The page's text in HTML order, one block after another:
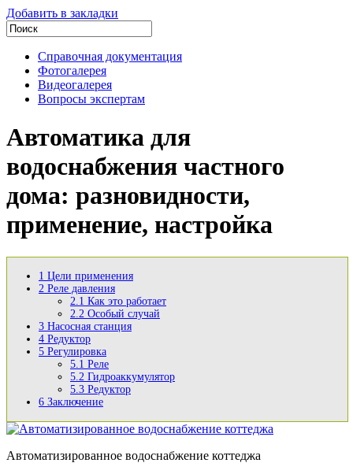
Добавить в закладки
Справочная документация
Фотогалерея
Видеогалерея
Вопросы экспертам
Автоматика для
водоснабжения частного
дома: разновидности,
применение, настройка
1 Цели применения
2 Реле давления
2.1 Как это работает
2.2 Особый случай
3 Насосная станция
4 Редуктор
5 Регулировка
5.1 Реле
5.2 Гидроаккумулятор
5.3 Редуктор
6 Заключение
Автоматизированное водоснабжение коттеджа